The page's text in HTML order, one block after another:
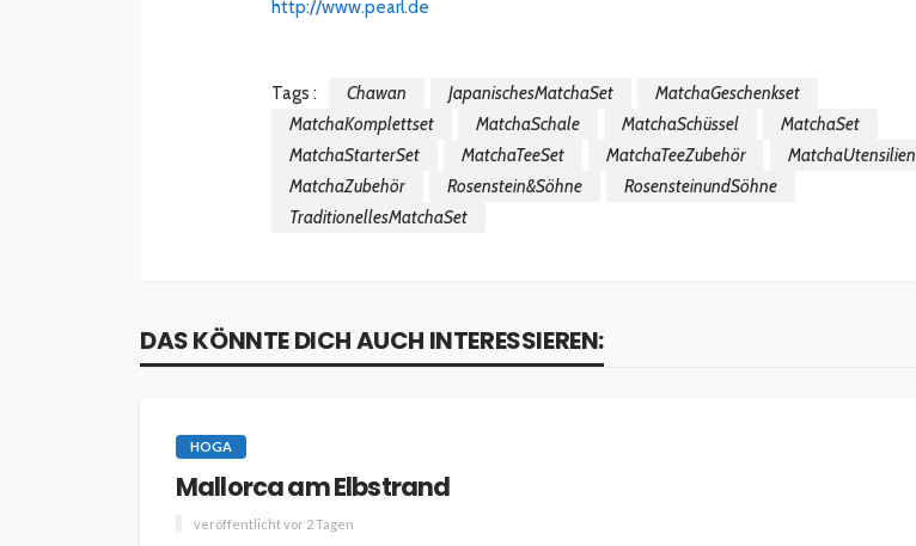
http://www.pearl.de
Tags : Chawan JapanischesMatchaSet
MatchaGeschenkset
MatchaKomplettset
MatchaSchale MatchaSchüssel
MatchaSet
MatchaStarterSet
MatchaTeeSet MatchaTeeZubehör
MatchaUtensilien
MatchaZubehör
Rosenstein&Söhne
RosensteinundSöhne
TraditionellesMatchaSet
DAS KÖNNTE DICH AUCH INTERESSIEREN:
HOGA
Mallorca am Elbstrand
veröffentlicht vor 2 Tagen